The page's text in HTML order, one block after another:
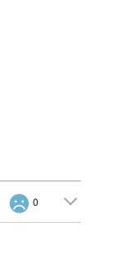
0